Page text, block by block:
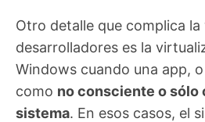
Otro detalle que complica la
desarrolladores es la
Windows cuando una app,
como no consciente o sólo
sistema. En esos casos, el